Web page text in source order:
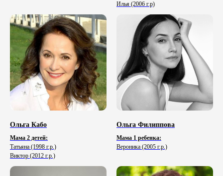
Илья (2006 г.р)
Ольга Кабо
Мама 2 детей:
Татьяна (1998 г.р.)
Виктор (2012 г.р.)
Ольга Филиппова
Мама 1 ребенка:
Вероника (2005 г.р.)